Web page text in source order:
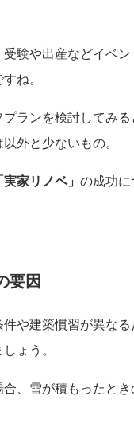
験や出産などイベ
ね。
ランを検討してみ
外と少ないもの。
実家リノベ」 の成功に
要因
や建築慣習が異な
ょう。
、雪が積もったと